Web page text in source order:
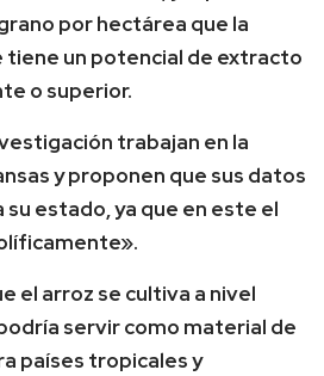
por hectárea que la
tiene un potencial de extracto
o superior.
trabajan en la
y proponen que sus datos
estado, ya que en este el
el arroz se cultiva a nivel
servir como material de
países tropicales y